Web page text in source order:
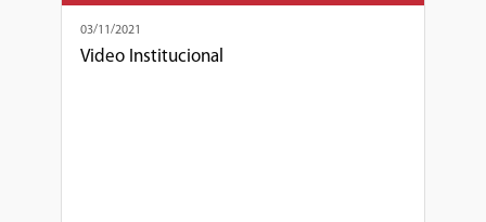
03/11/2021
Video Institucional